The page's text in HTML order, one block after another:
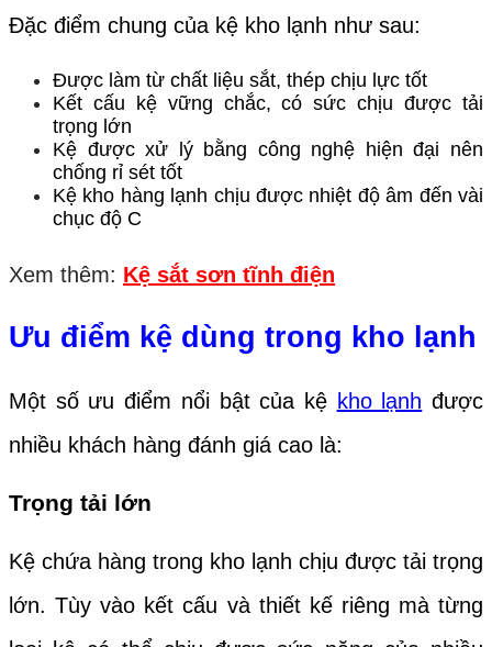
Đặc điểm chung của kệ kho lạnh như sau:
Được làm từ chất liệu sắt, thép chịu lực tốt
Kết cấu kệ vững chắc, có sức chịu được tải
trọng lớn
Kệ được xử lý bằng công nghệ hiện đại nên
chống rỉ sét tốt
Kệ kho hàng lạnh chịu được nhiệt độ âm đến vài
chục độ C
Xem thêm: Kệ sắt sơn tĩnh điện
Ưu điểm kệ dùng trong kho lạnh
Một số ưu điểm nổi bật của kệ kho lạnh được
nhiều khách hàng đánh giá cao là:
Trọng tải lớn
Kệ chứa hàng trong kho lạnh chịu được tải trọng
lớn. Tùy vào kết cấu và thiết kế riêng mà từng